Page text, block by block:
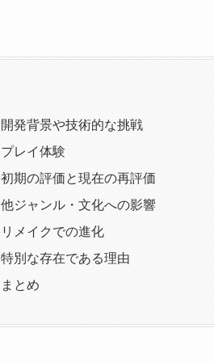
開発背景や技術的な挑戦
プレイ体験
初期の評価と現在の再評価
他ジャンル・文化への影響
リメイクでの進化
特別な存在である理由
まとめ